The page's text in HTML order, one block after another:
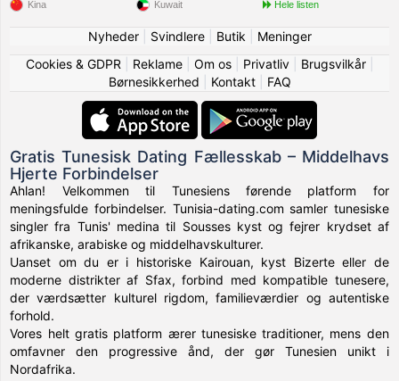
Kina Kuwait Hele listen
Nyheder| Svindlere| Butik
Meninger
Cookies & GDPR
Reklame| Om os| Privatliv| Brugsvilkår|
Børnesikkerhed
Kontakt| FAQ
Gratis Tunesisk Dating Fællesskab – Middelhavs
Hjerte Forbindelser
Ahlan! Velkommen til Tunesiens førende platform for
meningsfulde forbindelser. Tunisia-dating.com samler tunesiske
singler fra Tunis' medina til Sousses kyst og fejrer krydset af
afrikanske, arabiske og middelhavskulturer.
Uanset om du er i historiske Kairouan, kyst Bizerte eller de
moderne distrikter af Sfax, forbind med kompatible tunesere,
der værdsætter kulturel rigdom, familieværdier og autentiske
forhold.
Vores helt gratis platform ærer tunesiske traditioner, mens den
omfavner den progressive ånd, der gør Tunesien unikt i
Nordafrika.